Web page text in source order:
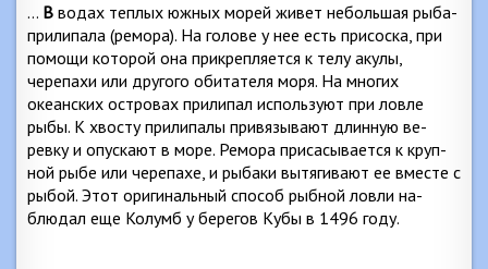
… В водах теплых южных морей живет небольшая рыба-
прилипала (ремора). На голове у нее есть присос­ка, при
помощи которой она прикрепляется к телу аку­лы,
черепахи или другого обитателя моря. На многих
океанских островах прилипал используют при ловле
рыбы. К хвосту прилипалы привязывают длинную ве­
ревку и опускают в море. Ремора присасывается к круп­
ной рыбе или черепахе, и рыбаки вытягивают ее вместе с
рыбой. Этот оригинальный способ рыбной ловли на­
блюдал еще Колумб у берегов Кубы в 1496 году.